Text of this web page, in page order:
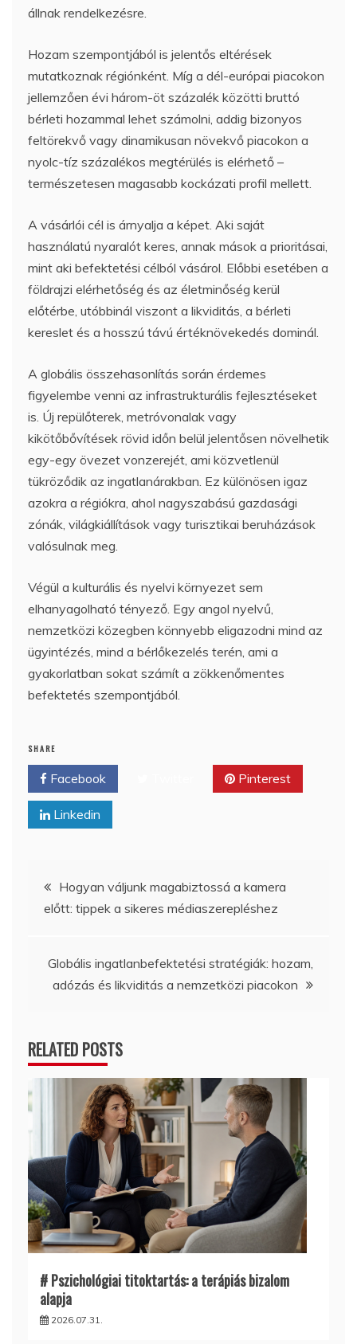
állnak rendelkezésre.
Hozam szempontjából is jelentős eltérések
mutatkoznak régiónként. Míg a dél-európai piacokon
jellemzően évi három-öt százalék közötti bruttó
bérleti hozammal lehet számolni, addig bizonyos
feltörekvő vagy dinamikusan növekvő piacokon a
nyolc-tíz százalékos megtérülés is elérhető –
természetesen magasabb kockázati profil mellett.
A vásárlói cél is árnyalja a képet. Aki saját
használatú nyaralót keres, annak mások a prioritásai,
mint aki befektetési célból vásárol. Előbbi esetében a
földrajzi elérhetőség és az életminőség kerül
előtérbe, utóbbinál viszont a likviditás, a bérleti
kereslet és a hosszú távú értéknövekedés dominál.
A globális összehasonlítás során érdemes
figyelembe venni az infrastrukturális fejlesztéseket
is. Új repülőterek, metróvonalak vagy
kikötőbővítések rövid időn belül jelentősen növelhetik
egy-egy övezet vonzerejét, ami közvetlenül
tükröződik az ingatlanárakban. Ez különösen igaz
azokra a régiókra, ahol nagyszabású gazdasági
zónák, világkiállítások vagy turisztikai beruházások
valósulnak meg.
Végül a kulturális és nyelvi környezet sem
elhanyagolható tényező. Egy angol nyelvű,
nemzetközi közegben könnyebb eligazodni mind az
ügyintézés, mind a bérlőkezelés terén, ami a
gyakorlatban sokat számít a zökkenőmentes
befektetés szempontjából.
SHARE
Facebook Pinterest
Linkedin
Bejegyzés
navigáció
Hogyan váljunk magabiztossá a kamera
előtt: tippek a sikeres médiaszerepléshez
Globális ingatlanbefektetési stratégiák: hozam,
adózás és likviditás a nemzetközi piacokon
RELATED POSTS
# Pszichológiai titoktartás: a terápiás bizalom
alapja
2026.07.31.